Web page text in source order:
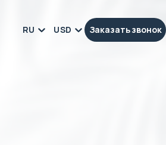
RU USD Заказать звонок